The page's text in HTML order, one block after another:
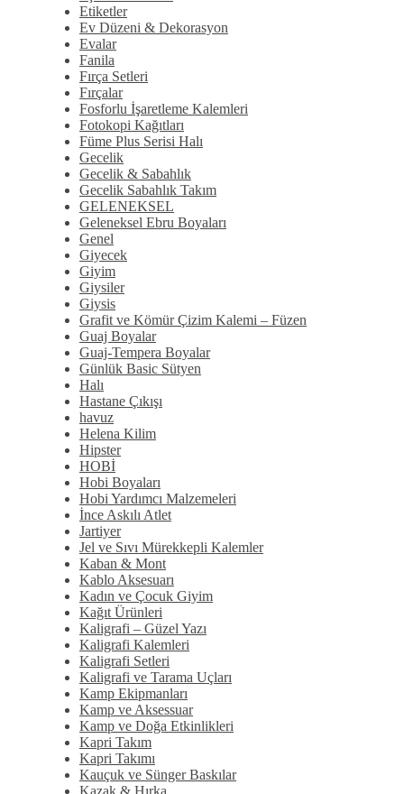
Etiketler
Ev Düzeni & Dekorasyon
Evalar
Fanila
Fırça Setleri
Fırçalar
Fosforlu İşaretleme Kalemleri
Fotokopi Kağıtları
Füme Plus Serisi Halı
Gecelik
Gecelik & Sabahlık
Gecelik Sabahlık Takım
GELENEKSEL
Geleneksel Ebru Boyaları
Genel
Giyecek
Giyim
Giysiler
Giysis
Grafit ve Kömür Çizim Kalemi – Füzen
Guaj Boyalar
Guaj-Tempera Boyalar
Günlük Basic Sütyen
Halı
Hastane Çıkışı
havuz
Helena Kilim
Hipster
HOBİ
Hobi Boyaları
Hobi Yardımcı Malzemeleri
İnce Askılı Atlet
Jartiyer
Jel ve Sıvı Mürekkepli Kalemler
Kaban & Mont
Kablo Aksesuarı
Kadın ve Çocuk Giyim
Kağıt Ürünleri
Kaligrafi – Güzel Yazı
Kaligrafi Kalemleri
Kaligrafi Setleri
Kaligrafi ve Tarama Uçları
Kamp Ekipmanları
Kamp ve Aksessuar
Kamp ve Doğa Etkinlikleri
Kapri Takım
Kapri Takımı
Kauçuk ve Sünger Baskılar
Kazak & Hırka